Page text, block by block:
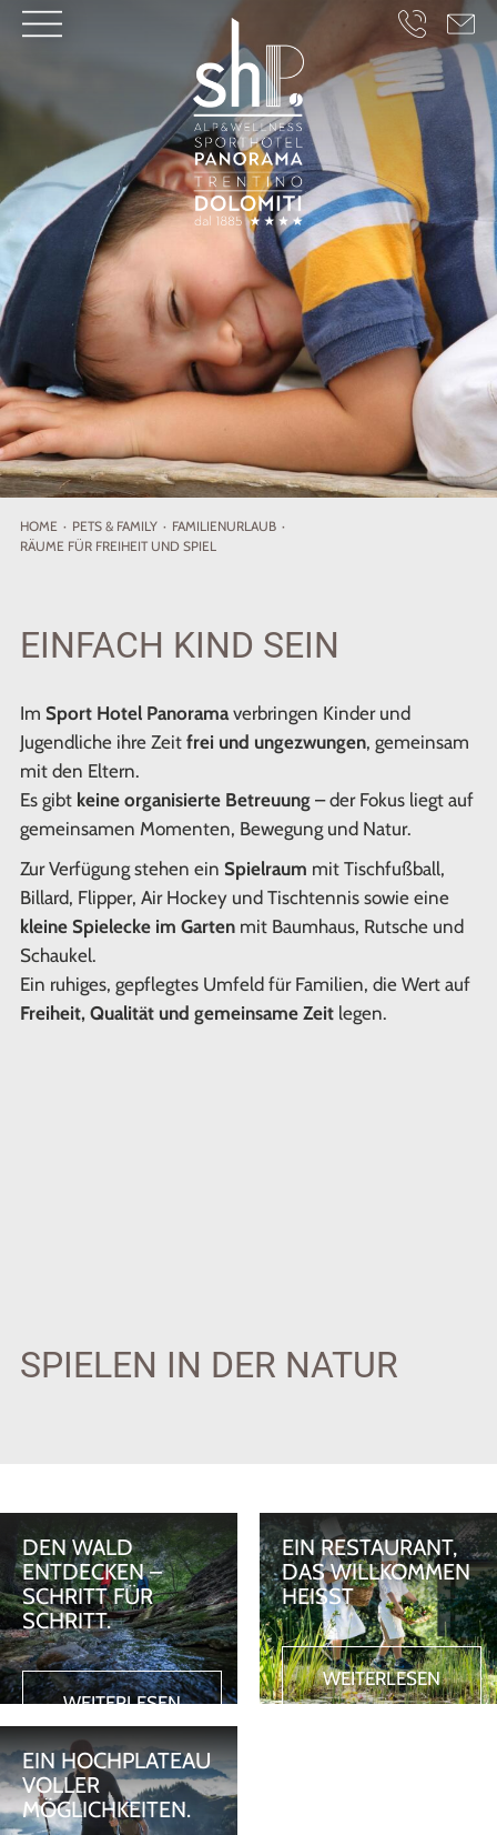
HOME · PETS & FAMILY · FAMILIENURLAUB ·
RÄUME FÜR FREIHEIT UND SPIEL
EINFACH KIND SEIN
Im Sport Hotel Panoramaverbringen Kinder und
Jugendliche ihre Zeit frei und ungezwungen, gemeinsam
mit den Eltern.
Es gibt keine organisierte Betreuung– der Fokus liegt auf
gemeinsamen Momenten, Bewegung und Natur.
Zur Verfügung stehen ein Spielraum mit Tischfußball,
Billard, Flipper, Air Hockey und Tischtennis sowie eine
kleine Spielecke im Gartenmit Baumhaus, Rutsche und
Schaukel.
Ein ruhiges, gepflegtes Umfeld für Familien, die Wert auf
Freiheit, Qualität und gemeinsame Zeitlegen.
SPIELEN IN DER NATUR
DEN WALD
ENTDECKEN –
SCHRITT FÜR
SCHRITT.
WEITERLESEN
EIN RESTAURANT,
DAS WILLKOMMEN
HEISST
WEITERLESEN
EIN HOCHPLATEAU
VOLLER
MÖGLICHKEITEN.